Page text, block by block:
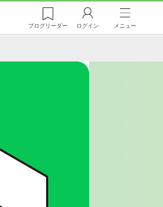
ブログリーダー ログイン メニュー